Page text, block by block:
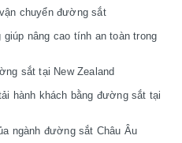
chuyển đường sắt
nâng cao tính an toàn trong
sắt tại New Zealand
hành khách bằng đường sắt tại
ngành đường sắt Châu Âu